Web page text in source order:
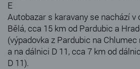
E
Autobazar s karavany se nachází v
Bělá, cca 15 km od Pardubic a
(výpadovka z Pardubic na Chlumec
a na dálnici D 11, cca 7 km od
D 11).